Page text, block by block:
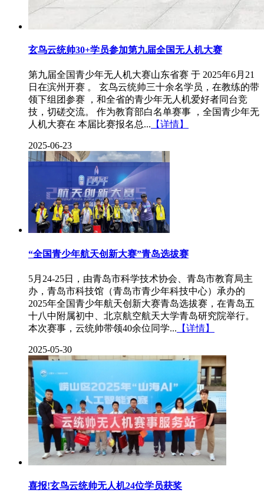
玄鸟云统帅30+学员参加第九届全国无人机大赛
第九届全国青少年无人机大赛山东省赛 于 2025年6月21
日在滨州开赛 。 玄鸟云统帅三十余名学员，在教练的带
领下组团参赛 ，和全省的青少年无人机爱好者同台竞
技，切磋交流。 作为教育部白名单赛事 ，全国青少年无
人机大赛在 本届比赛报名总... 【详情】
2025-06-23
“全国青少年航天创新大赛”青岛选拔赛
5月24-25日，由青岛市科学技术协会、青岛市教育局主
办，青岛市科技馆（青岛市青少年科技中心）承办的
2025年全国青少年航天创新大赛青岛选拔赛，在青岛五
十八中附属初中、北京航空航天大学青岛研究院举行。
本次赛事，云统帅带领40余位同学... 【详情】
2025-05-30
喜报!玄鸟云统帅无人机24位学员获奖